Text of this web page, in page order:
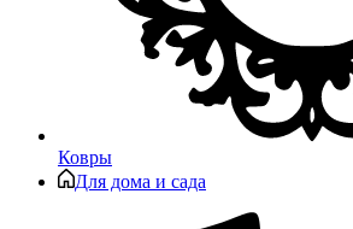
Ковры
Для дома и сада